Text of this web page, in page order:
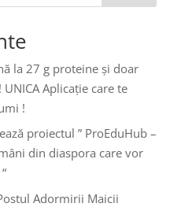
la 27 g proteine și doar
Aplicație care te
!
proiectul ” ProEduHub –
din diaspora care vor
Adormirii Maicii